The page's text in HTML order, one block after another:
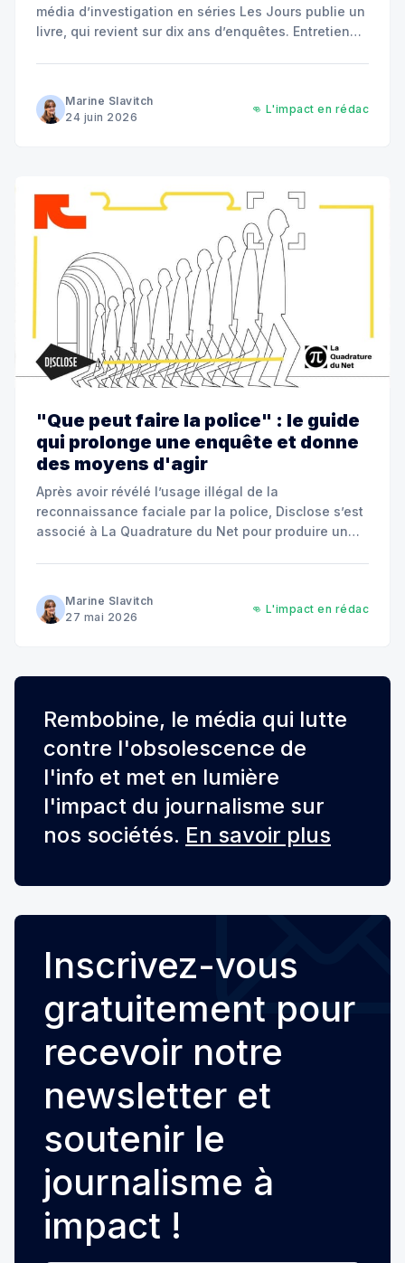
média d’investigation en séries Les Jours publie un
livre, qui revient sur dix ans d’enquêtes. Entretien
Marine Slavitch
24 juin 2026
👊 L'impact en rédac
"Que peut faire la police" : le guide
qui prolonge une enquête et donne
des moyens d'agir
Après avoir révélé l’usage illégal de la
reconnaissance faciale par la police, Disclose s’est
associé à La Quadrature du Net pour produire un
Marine Slavitch
27 mai 2026
👊 L'impact en rédac
Rembobine, le média qui lutte
contre l'obsolescence de
l'info et met en lumière
l'impact du journalisme sur
nos sociétés. En savoir plus
Inscrivez-vous
gratuitement pour
recevoir notre
newsletter et
soutenir le
journalisme à
impact !